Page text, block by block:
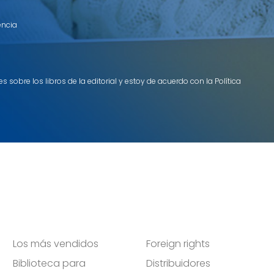
sobre los libros de la editorial y estoy de acuerdo con la Política
Los más vendidos
Biblioteca para
Foreign rights
Distribuidores